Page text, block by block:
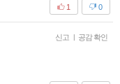
0
1
신고 | 공감 확인